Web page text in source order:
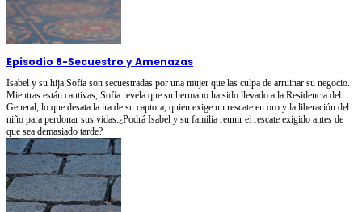
Episodio 8-Secuestro y Amenazas
Isabel y su hija Sofía son secuestradas por una mujer que las culpa de arruinar su negocio.
Mientras están cautivas, Sofía revela que su hermano ha sido llevado a la Residencia del
General, lo que desata la ira de su captora, quien exige un rescate en oro y la liberación del
niño para perdonar sus vidas.¿Podrá Isabel y su familia reunir el rescate exigido antes de
que sea demasiado tarde?